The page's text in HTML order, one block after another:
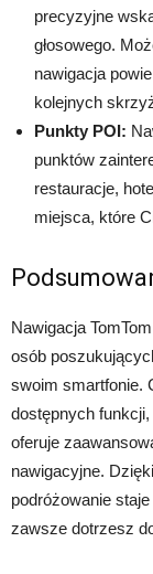
precyzyjne
głosowego.
nawigacja
kolejnych
Punkty POI:
punktów
restauracje,
miejsca, które
Nawigacja
osób
swoim smartfonie.
dostępnych
oferuje
nawigacyjne.
podróżowanie
zawsze dotrzesz